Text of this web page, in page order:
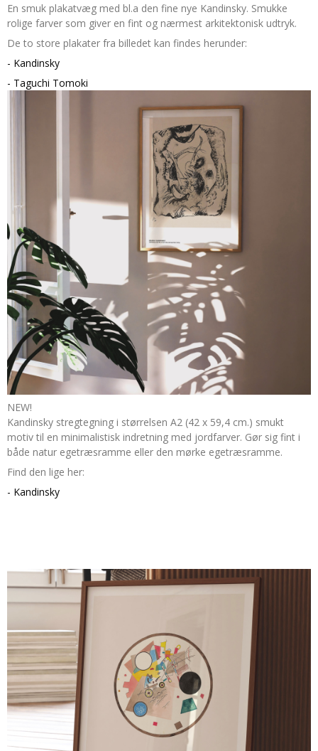
En smuk plakatvæg med bl.a den fine nye Kandinsky. Smukke
rolige farver som giver en fint og nærmest arkitektonisk udtryk.
De to store plakater fra billedet kan findes herunder:
- Kandinsky
- Taguchi Tomoki
NEW!
Kandinsky stregtegning i størrelsen A2 (42 x 59,4 cm.) smukt
motiv til en minimalistisk indretning med jordfarver. Gør sig fint i
både natur egetræsramme eller den mørke egetræsramme.
Find den lige her:
- Kandinsky